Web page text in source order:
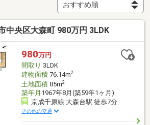
中央区大森町 980万円 3LDK
980万円
間取り 3LDK
建物面積76.14m2
土地面積85m2
築年月 1967年8月(築59年1ヶ月)
京成千原線 大森台駅 徒歩7分
その他の交通